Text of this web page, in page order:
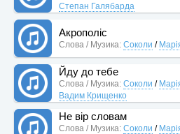
Степан Галябарда
Акрополіс
Слова / Музика: Соколи /
Йду до тебе
Слова / Музика: Соколи /
Вадим Крищенко
Не вір словам
Слова / Музика: Соколи /